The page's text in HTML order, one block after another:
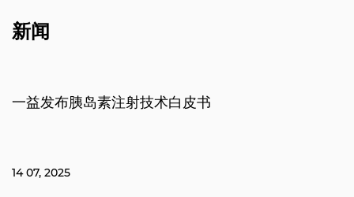
新闻
一益发布胰岛素注射技术白皮书
14 07, 2025